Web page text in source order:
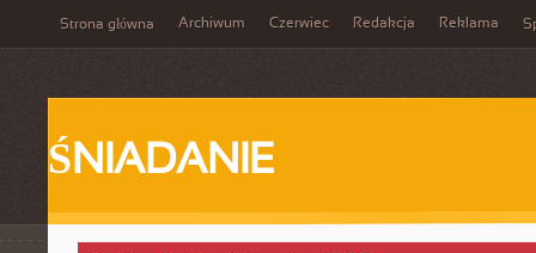
Strona główna Archiwum Czerwiec Redakcja Reklama
ŚNIADANIE